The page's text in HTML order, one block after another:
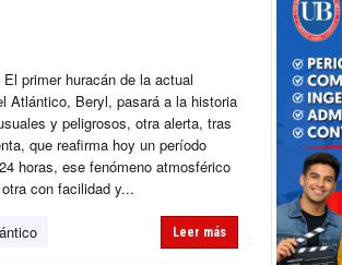
primer huracán de la actual
Atlántico, Beryl, pasará a la historia
y peligrosos, otra alerta, tras
que reafirma hoy un período
horas, ese fenómeno atmosférico
con facilidad y...
Leer más